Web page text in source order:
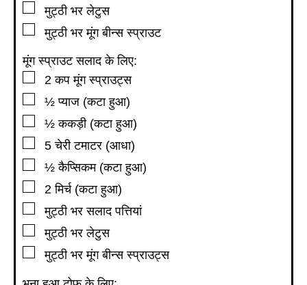
▢
मुट्ठी भर लेटुस
▢
मुट्ठी भर मूंग बीन्स स्प्राउट
मूंग स्प्राउट सलाद के लिए:
▢
2 कप मूंग स्प्राउट्स
▢
½ प्याज (कटा हुआ)
▢
½ ककड़ी (कटा हुआ)
▢
5 चेरी टमाटर (आधा)
▢
½ कैप्सिकम (कटा हुआ)
▢
2 मिर्च (कटा हुआ)
▢
मुट्ठी भर सलाद पत्तियां
▢
मुट्ठी भर लेटुस
▢
मुट्ठी भर मूंग बीन्स स्प्राउट्स